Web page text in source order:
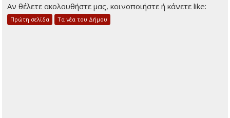
Αν θέλετε ακολουθήστε μας, κοινοποιήστε ή κάνετε like:
Πρώτη σελίδα Τα νέα του Δήμου